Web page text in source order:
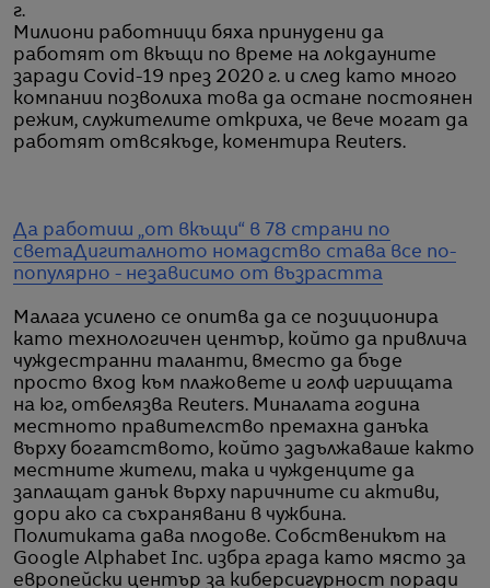
г.
Милиони работници бяха принудени да
работят от вкъщи по време на локдауните
заради Covid-19 през 2020 г. и след като много
компании позволиха това да остане постоянен
режим, служителите откриха, че вече могат да
работят отвсякъде, коментира Reuters.
Да работиш „от вкъщи“ в 78 страни по
светаДигиталното номадство става все по-
популярно - независимо от възрастта
Малага усилено се опитва да се позиционира
като технологичен център, който да привлича
чуждестранни таланти, вместо да бъде
просто вход към плажовете и голф игрищата
на юг, отбелязва Reuters. Миналата година
местното правителство премахна данъка
върху богатството, който задължаваше както
местните жители, така и чужденците да
заплащат данък върху паричните си активи,
дори ако са съхранявани в чужбина.
Политиката дава плодове. Собственикът на
Google Alphabet Inc. избра града като място за
европейски център за киберсигурност поради